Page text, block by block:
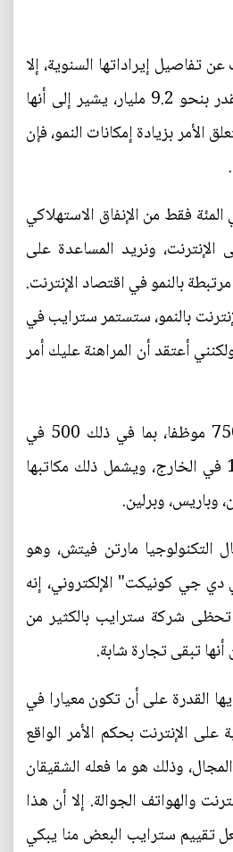
تفاصيل إيراداتها السنوية، إلا
أن قيمة الشركة التي تقدر بنحو 9.2 مليار، يشير إلى أنها
الأمر بزيادة إمكانات النمو، فإن
فقط من الإنفاق الاستهلاكي
ونريد المساعدة على
بالنمو في اقتصاد الإنترنت.
بالنمو، ستستمر سترايب في
أعتقد أن المراهنة عليك أمر
واليوم، لدى سترايب 750 موظفا، بما في ذلك 500 في
سان فرانسيسكو، و150 في الخارج، ويشمل ذلك مكاتبها
وباريس، وبرلين.
مارتن فيتش، وهو
جي كونيكت" الإلكتروني، إنه
شركة سترايب بالكثير من
أنها تبقى تجارة شابة.
القدرة على أن تكون معيارا في
على الإنترنت بحكم الأمر الواقع
وذلك هو ما فعله الشقيقان
والهواتف الجوالة. إلا أن هذا
تقييم سترايب البعض منا يبكي